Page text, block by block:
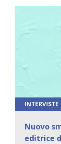
INTERVISTE
Nuovo
editrice